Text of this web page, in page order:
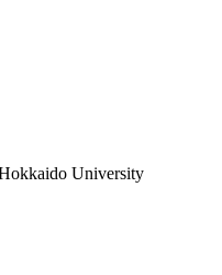
University